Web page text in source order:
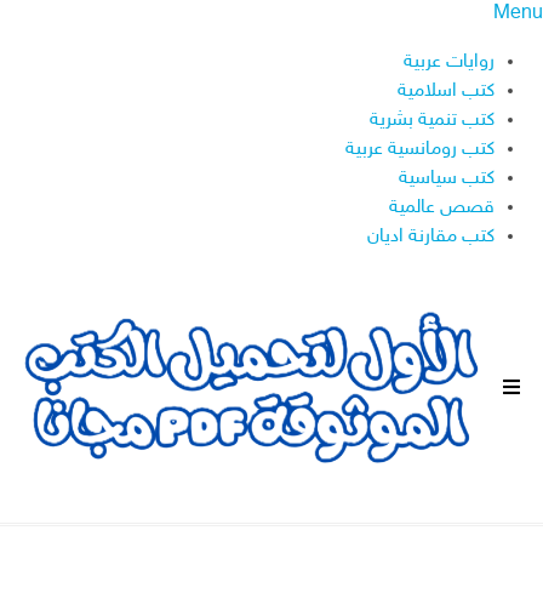
Menu
روايات عربية
كتب اسلامية
كتب تنمية بشرية
كتب رومانسية عربية
كتب سياسية
قصص عالمية
كتب مقارنة اديان
ا